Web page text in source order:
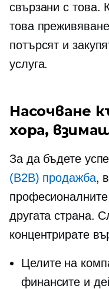
свързани с това.
това
потърсят и
услуга.
Насочване
хора,
За да бъдете
(B2B) продажба,
другата страна.
концентрирате
Целите на
финансите и